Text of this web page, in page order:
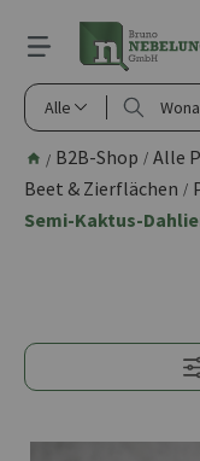
springen
Alle
/ B2B-Shop / Alle
Beet & Zierflächen /
Semi-Kaktus-